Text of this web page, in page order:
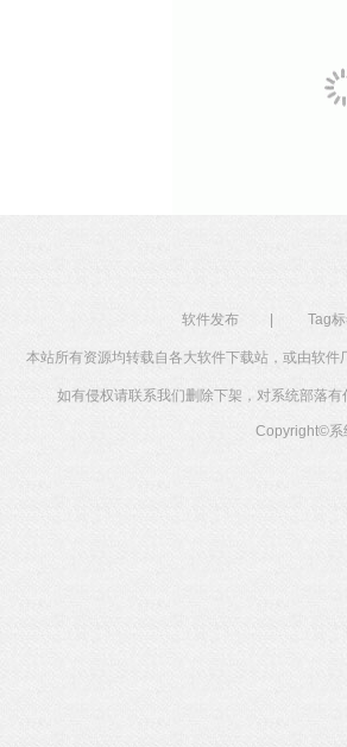
软件发布 Tag
本站所有资源均转载自各大软件下载站，或由软
如有侵权请联系我们删除下架，对系统部落
Copyright©系